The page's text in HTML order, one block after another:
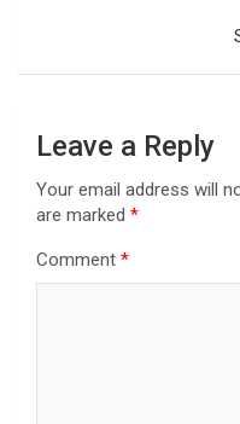
Leave a Reply
Your email address will
are marked *
Comment *